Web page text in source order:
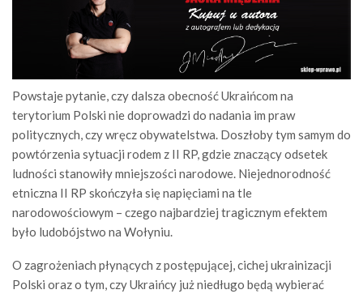
Powstaje pytanie, czy dalsza obecność Ukraińcom na
terytorium Polski nie doprowadzi do nadania im praw
politycznych, czy wręcz obywatelstwa. Doszłoby tym samym do
powtórzenia sytuacji rodem z II RP, gdzie znaczący odsetek
ludności stanowiły mniejszości narodowe. Niejednorodność
etniczna II RP skończyła się napięciami na tle
narodowościowym – czego najbardziej tragicznym efektem
było ludobójstwo na Wołyniu.
O zagrożeniach płynących z postępującej, cichej ukrainizacji
Polski oraz o tym, czy Ukraińcy już niedługo będą wybierać